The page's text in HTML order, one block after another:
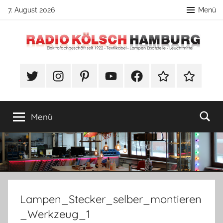
Zum
springen
7. August 2026 Menü
Radio
Hamburg
Lampenbau
#TwitterInstagramPinterestYouTubeFacebookTikTok Webshop
Menü
Lampen_Stecker_selber_montieren
_Werkzeug_1